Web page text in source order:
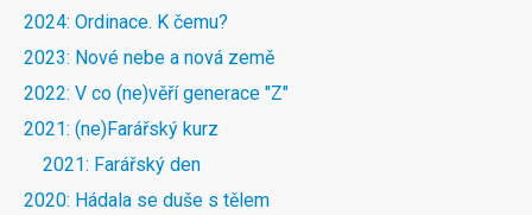
2024: Ordinace. K čemu?
2023: Nové nebe a nová země
2022: V co (ne)věří generace "Z"
2021: (ne)Farářský kurz
2021: Farářský den
2020: Hádala se duše s tělem